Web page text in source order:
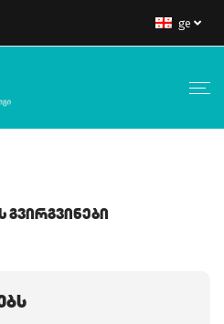
ge